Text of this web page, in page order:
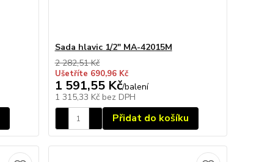
Sada hlavic 1/2" MA-42015M
2 282,51 Kč
Ušetříte 690,96 Kč
1 591,55 Kč/balení
1 315,33 Kč bez DPH
Přidat do košíku